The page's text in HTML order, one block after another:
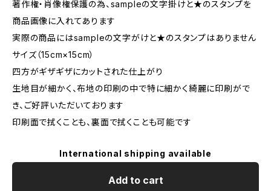
著作権・肖像権保護の為、sampleの文字掛けと★のスタンプを
商品画像に入れてあります
実際の商品にはsampleの文字がけと★のスタンプはありません
サイズ（15cm×15cm）
四方がギザギザにカットされた仕上がり
生地目が細かく、布地の印刷の中で特に細かく綺麗に印刷がで
き、ご好評いただいております
印刷面で拭くことも、裏面で拭くことも可能です
International shipping available
Add to cart